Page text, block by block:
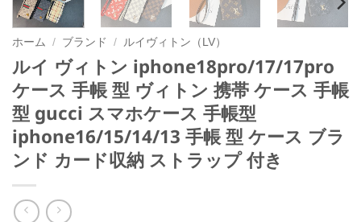
ホーム / ブランド / ルイヴィトン（LV）
ルイ ヴィトン iphone18pro/17/17pro
ケース 手帳 型 ヴィトン 携帯 ケース 手帳
型 gucci スマホケース 手帳型
iphone16/15/14/13 手帳 型 ケース ブラ
ンド カード収納 ストラップ 付き